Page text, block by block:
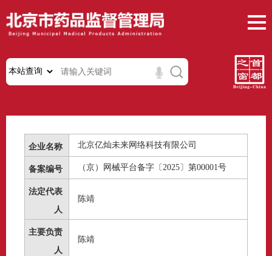
企业名称 北京亿灿未来网络科技有限公司
备案编号 （京）网械平台备字〔2025〕第00001号
法定代表
人
陈靖
主要负责
人
陈靖